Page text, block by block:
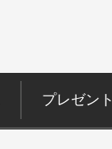
プレゼント